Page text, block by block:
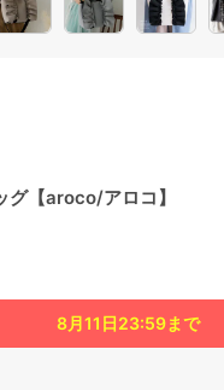
【aroco/アロコ】
8月11日23:59まで